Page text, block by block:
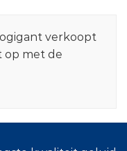
verkoopt
op met de